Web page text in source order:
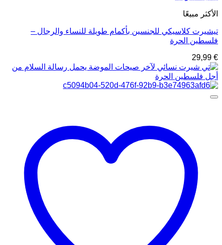
الأكثر مبيعًا
تيشيرت كلاسيكي للجنسين بأكمام طويلة للنساء والرجال –
فلسطين الحرة
29,99 €